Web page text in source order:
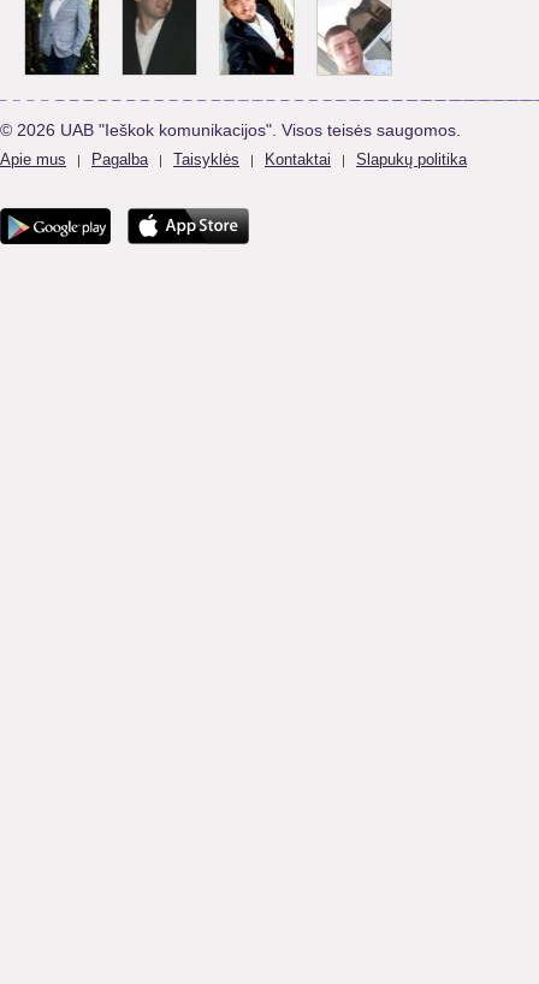
© 2026 UAB "Ieškok komunikacijos". Visos teisės saugomos.
Apie mus | Pagalba | Taisyklės | Kontaktai | Slapukų politika